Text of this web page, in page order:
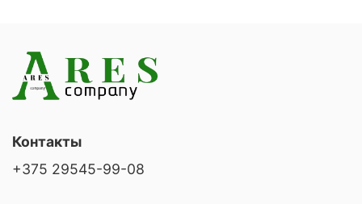
Контакты
+375 29545-99-08